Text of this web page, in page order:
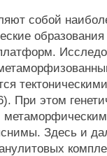
собой
При этом
Здесь и